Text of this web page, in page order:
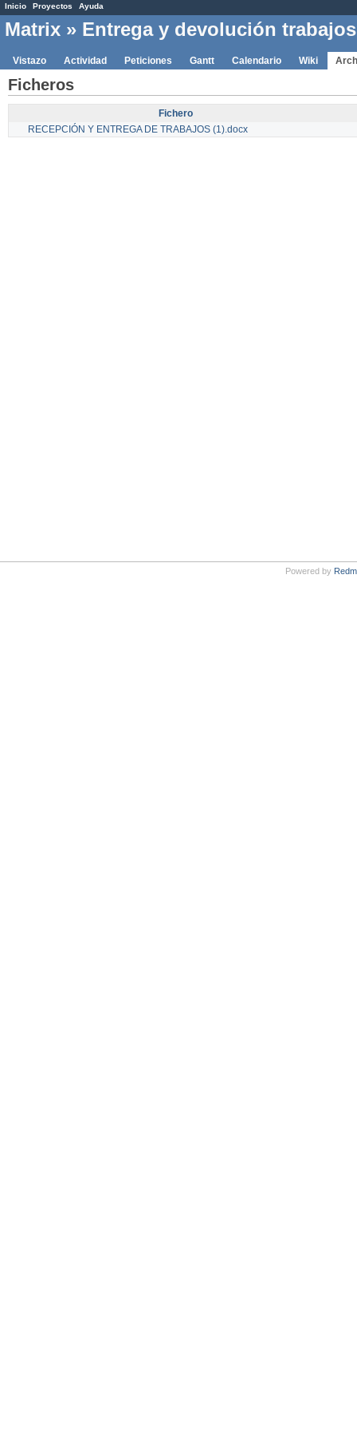
Inicio Proyectos Ayuda
Matrix » Entrega y devolución
Vistazo Actividad Peticiones Gantt Calendario Wiki
Ficheros
Fichero
RECEPCIÓN Y ENTREGA DE TRABAJOS (1).docx
Powered by